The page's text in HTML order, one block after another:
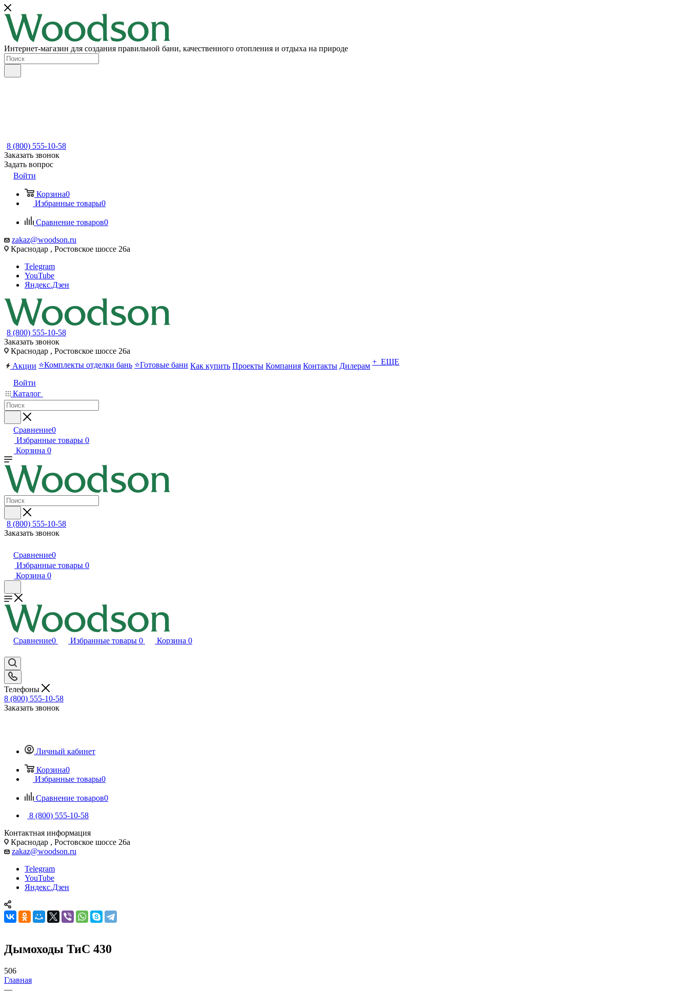
Интернет-магазин для создания правильной бани, качественного отопления и отдыха на природе
8 (800) 555-10-58
Заказать звонок
Задать вопрос
Войти
Корзина0
Избранные товары0
Сравнение товаров0
zakaz@woodson.ru
Краснодар , Ростовское шоссе 26а
Telegram
YouTube
Яндекс.Дзен
8 (800) 555-10-58
Заказать звонок
Краснодар , Ростовское шоссе 26а
Акции ⭐Комплекты отделки бань ⭐Готовые бани Как купить Проекты Компания Контакты Дилерам + ЕЩЕ
Войти
Каталог
Сравнение0
Избранные товары 0
Корзина 0
8 (800) 555-10-58
Заказать звонок
Сравнение0
Избранные товары 0
Корзина 0
Сравнение0 Избранные товары 0 Корзина 0
Телефоны
8 (800) 555-10-58
Заказать звонок
Личный кабинет
Корзина0
Избранные товары0
Сравнение товаров0
8 (800) 555-10-58
Контактная информация
Краснодар , Ростовское шоссе 26а
zakaz@woodson.ru
Telegram
YouTube
Яндекс.Дзен
Дымоходы ТиС 430
506
Главная
—